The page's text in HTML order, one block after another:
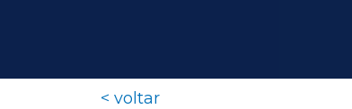
< voltar